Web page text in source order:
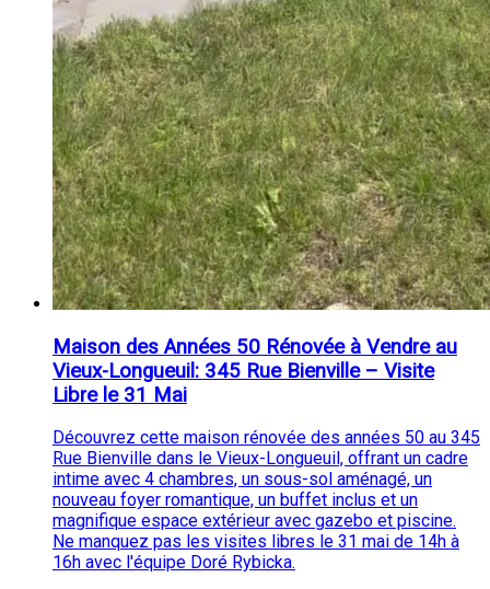
Maison des Années 50 Rénovée à Vendre au
Vieux-Longueuil: 345 Rue Bienville – Visite
Libre le 31 Mai
Découvrez cette maison rénovée des années 50 au 345
Rue Bienville dans le Vieux-Longueuil, offrant un cadre
intime avec 4 chambres, un sous-sol aménagé, un
nouveau foyer romantique, un buffet inclus et un
magnifique espace extérieur avec gazebo et piscine.
Ne manquez pas les visites libres le 31 mai de 14h à
16h avec l'équipe Doré Rybicka.